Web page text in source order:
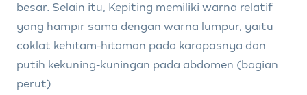
besar. Selain itu, Kepiting memiliki warna relatif
yang hampir sama dengan warna lumpur, yaitu
coklat kehitam-hitaman pada karapasnya dan
putih kekuning-kuningan pada abdomen (bagian
perut).